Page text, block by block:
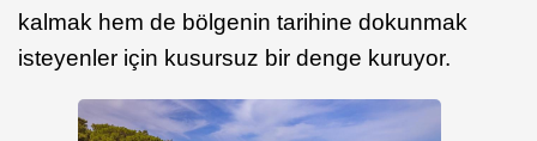
kalmak hem de bölgenin tarihine dokunmak
isteyenler için kusursuz bir denge kuruyor.